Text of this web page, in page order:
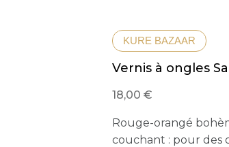
KURE BAZAAR
Vernis à ongles
18,00
Rouge-orangé
couchant : pour des